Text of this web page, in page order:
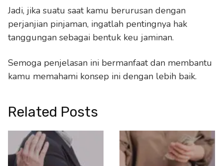
Jadi, jika suatu saat kamu berurusan dengan
perjanjian pinjaman, ingatlah pentingnya hak
tanggungan sebagai bentuk keu jaminan.
Semoga penjelasan ini bermanfaat dan membantu
kamu memahami konsep ini dengan lebih baik.
Related Posts